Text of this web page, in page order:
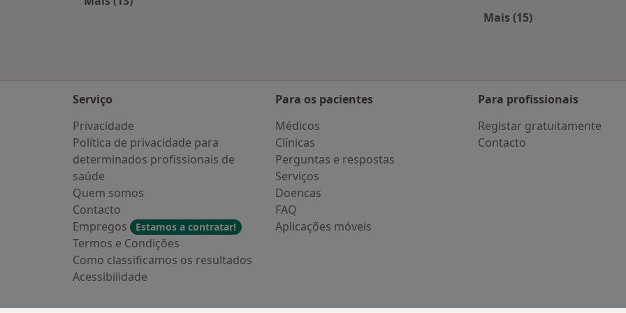
Mais (15)
Serviço
Privacidade
Política de privacidade para
determinados profissionais de
saúde
Quem somos
Contacto
Empregos
Estamos a contratar!
Termos e Condições
Como classificamos os resultados
Acessibilidade
Para os pacientes
Médicos
Clínicas
Perguntas e respostas
Serviços
Doencas
FAQ
Aplicações móveis
Para profissionais
Registar gratuitamente
Contacto